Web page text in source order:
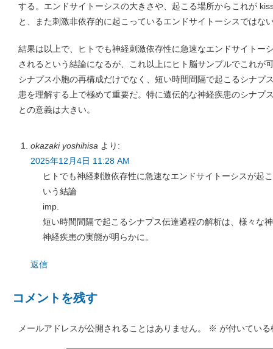
する。エンドサイトーシスの大きさや、起こる場所からこれが
と、また刺激非依存的に起こっているエンドサイトーシスではな
結果は以上で、ヒトでも神経刺激依存性に急速なエンドサイトー
されるという結論になるが、これ以上にヒト脳サンプルでこれが
シナプス小胞の再構成だけでなく、短い時間間隔で起こるシナプ
患を理解する上で極めて重要だ。特に遺伝的な神経疾患のシナプ
との意義は大きい。
okazaki yoshihisa より:
2025年12月4日 11:28 AM
ヒトでも神経刺激依存性に急速なエンドサイトーシスが起
いう結論
imp.
短い時間間隔で起こるシナプス伝達過程の解析は、様々な
神経疾患の実態が明らかに。
返信
コメントを残す
メールアドレスが公開されることはありません。 ※ が付いてい